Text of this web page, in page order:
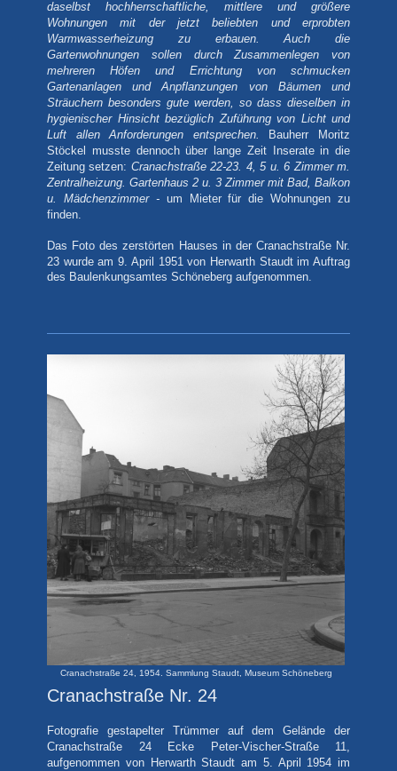
daselbst hochherrschaftliche, mittlere und größere
Wohnungen mit der jetzt beliebten und erprobten
Warmwasserheizung zu erbauen. Auch die
Gartenwohnungen sollen durch Zusammenlegen von
mehreren Höfen und Errichtung von schmucken
Gartenanlagen und Anpflanzungen von Bäumen und
Sträuchern besonders gute werden, so dass dieselben in
hygienischer Hinsicht bezüglich Zuführung von Licht und
Luft allen Anforderungen entsprechen.
Bauherr Moritz
Stöckel musste dennoch über lange Zeit Inserate in die
Zeitung setzen: Cranachstraße 22-23. 4, 5 u. 6 Zimmer m.
Zentralheizung. Gartenhaus 2 u. 3 Zimmer mit Bad, Balkon
u. Mädchenzimmer - um Mieter für die Wohnungen zu
finden.
Das Foto des zerstörten Hauses in der Cranachstraße Nr.
23 wurde am 9. April
1951 von Herwarth Staudt im Auftrag
des Baulenkungsamtes Schöneberg aufgenommen.
Cranachstraße 24, 1954. Sammlung Staudt, Museum Schöneberg
Cranachstraße Nr. 24
Fotografie
gestapelter Trümmer auf dem Gelände der
Cranachstraße 24 Ecke Peter-Vischer-Straße 11,
aufgenommen von Herwarth Staudt am 5. April
1954 im